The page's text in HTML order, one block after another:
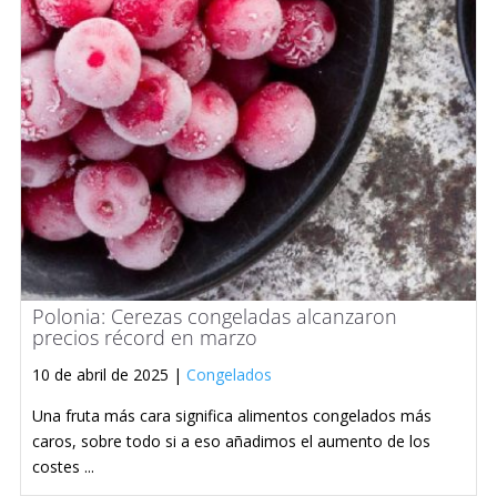
Polonia: Cerezas congeladas alcanzaron
precios récord en marzo
10 de abril de 2025 | Congelados
Una fruta más cara significa alimentos congelados más
caros, sobre todo si a eso añadimos el aumento de los
costes ...